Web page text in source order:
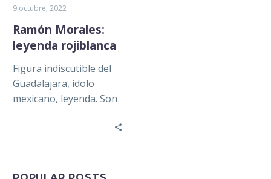
9 octubre, 2022
Ramón Morales:
leyenda rojiblanca
Figura indiscutible del
Guadalajara, ídolo
mexicano, leyenda. Son